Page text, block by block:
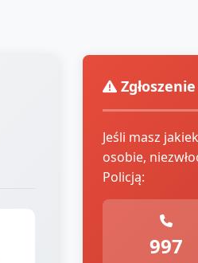
Jeśli masz
osobie,
Policją:
997